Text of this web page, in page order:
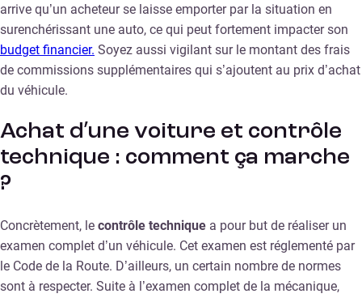
arrive qu’un acheteur se laisse emporter par la situation en
surenchérissant une auto, ce qui peut fortement impacter son
budget financier. Soyez aussi vigilant sur le montant des frais
de commissions supplémentaires qui s’ajoutent au prix d’achat
du véhicule.
Achat d’une voiture et contrôle
technique : comment ça marche
?
Concrètement, le contrôle technique a pour but de réaliser un
examen complet d’un véhicule. Cet examen est réglementé par
le Code de la Route. D’ailleurs, un certain nombre de normes
sont à respecter. Suite à l’examen complet de la mécanique,